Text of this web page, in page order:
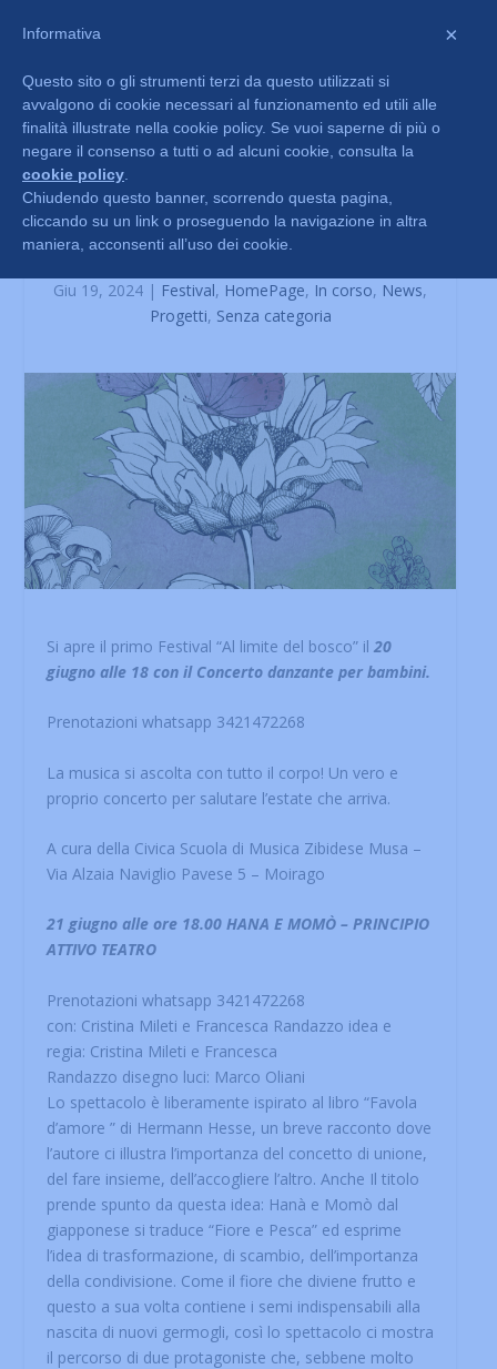
Festival “Al limite del Bosco”: il
programma
Giu 19, 2024 | Festival, HomePage, In corso, News,
Progetti, Senza categoria
Si apre il primo Festival “Al limite del bosco” il 20
giugno alle 18 con il Concerto danzante per bambini.
Prenotazioni whatsapp 3421472268
La musica si ascolta con tutto il corpo! Un vero e
proprio concerto per salutare l’estate che arriva.
A cura della Civica Scuola di Musica Zibidese Musa –
Via Alzaia Naviglio Pavese 5 – Moirago
21 giugno alle ore 18.00 HANA E MOMÒ – PRINCIPIO
ATTIVO TEATRO
Prenotazioni whatsapp 3421472268
con: Cristina Mileti e Francesca Randazzo idea e
regia: Cristina Mileti e Francesca
Randazzo disegno luci: Marco Oliani
Lo spettacolo è liberamente ispirato al libro “Favola
d’amore ” di Hermann Hesse, un breve racconto dove
l’autore ci illustra l’importanza del concetto di unione,
del fare insieme, dell’accogliere l’altro. Anche Il titolo
prende spunto da questa idea: Hanà e Momò dal
giapponese si traduce “Fiore e Pesca” ed esprime
l’idea di trasformazione, di scambio, dell’importanza
della condivisione. Come il fiore che diviene frutto e
questo a sua volta contiene i semi indispensabili alla
nascita di nuovi germogli, così lo spettacolo ci mostra
il percorso di due protagoniste che, sebbene molto
×
Informativa
Questo sito o gli strumenti terzi da questo utilizzati si
avvalgono di cookie necessari al funzionamento ed utili alle
finalità illustrate nella cookie policy. Se vuoi saperne di più o
negare il consenso a tutti o ad alcuni cookie, consulta la
cookie policy.
Chiudendo questo banner, scorrendo questa pagina,
cliccando su un link o proseguendo la navigazione in altra
maniera, acconsenti all’uso dei cookie.